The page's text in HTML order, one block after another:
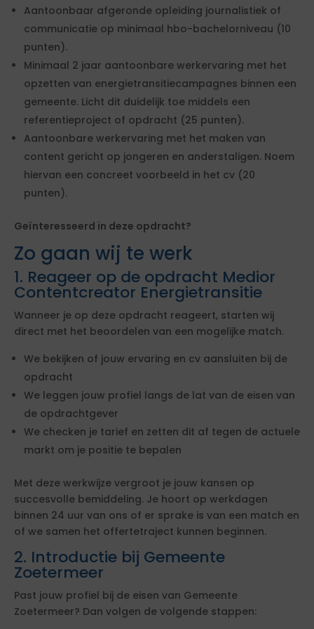
Aantoonbaar afgeronde opleiding journalistiek of
communicatie op minimaal hbo-bachelorniveau (10
punten).
Minimaal 2 jaar aantoonbare werkervaring met het
opzetten van energietransitiecampagnes binnen een
gemeente. Licht dit duidelijk toe middels een
referentieproject of opdracht (25 punten).
Aantoonbare werkervaring met het maken van
content gericht op jongeren en anderstaligen. Noem
hiervan een concreet voorbeeld in het cv (20
punten).
Geïnteresseerd in deze opdracht?
Zo gaan wij te werk
1. Reageer op de opdracht Medior
Contentcreator Energietransitie
Wanneer je op deze opdracht reageert, starten wij
direct met het beoordelen van een mogelijke match.
We bekijken of jouw ervaring en cv aansluiten bij de
opdracht
We leggen jouw profiel langs de lat van de eisen van
de opdrachtgever
We checken je tarief en zetten dit af tegen de actuele
markt om je positie te bepalen
Met deze werkwijze vergroot je jouw kansen op
succesvolle bemiddeling. Je hoort op werkdagen
binnen 24 uur van ons of er sprake is van een match en
of we samen het offertetraject kunnen beginnen.
2. Introductie bij Gemeente
Zoetermeer
Past jouw profiel bij de eisen van Gemeente
Zoetermeer? Dan volgen de volgende stappen: